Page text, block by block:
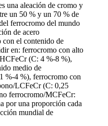
una aleación de cromo y
un 50 % y un 70 % de
ferrocromo del mundo
de acero
el contenido de
en: ferrocromo con alto
(C: 4 %-8 %),
medio de
%-4 %), ferrocromo con
LCFeCr (C: 0,25
ferrocromo/MCFeCr:
por una proporción cada
mundial de